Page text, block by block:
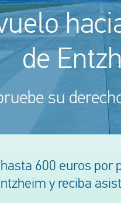
de
su
600 euros
y reciba